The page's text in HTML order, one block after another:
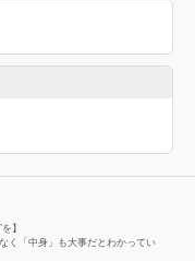
】
く「中身」も大事だとわかってい